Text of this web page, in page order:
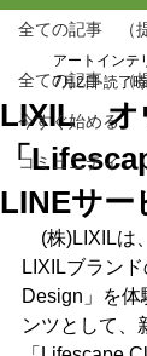
全ての記事 （
今すぐ始める
コミュニティ
全ての記事 （
LIXIL オ
「
LINEサー
アートインテ
7月2日 読了
(株)LIXILは
LIXILブラン
Design」を体
ンツとして、